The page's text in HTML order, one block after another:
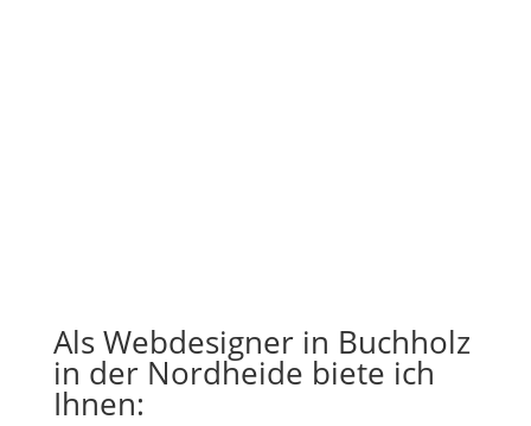
Als Webdesigner in Buchholz
in der Nordheide biete ich
Ihnen: